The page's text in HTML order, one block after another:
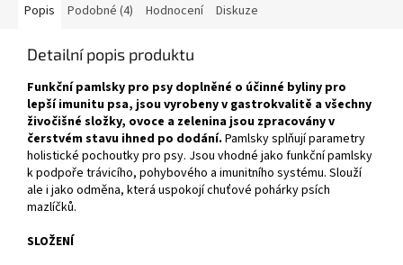
Popis Podobné (4) Hodnocení Diskuze
Detailní popis produktu
Funkční pamlsky pro psy doplněné o účinné byliny pro
lepší imunitu psa, jsou vyrobeny v gastrokvalitě a všechny
živočišné složky, ovoce a zelenina jsou zpracovány v
čerstvém stavu ihned po dodání. Pamlsky splňují parametry
holistické pochoutky pro psy. Jsou vhodné jako funkční pamlsky
k podpoře trávicího, pohybového a imunitního systému. Slouží
ale i jako odměna, která uspokojí chuťové pohárky psích
mazlíčků.
SLOŽENÍ